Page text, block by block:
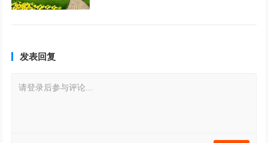
发表回复
请登录后参与评论...